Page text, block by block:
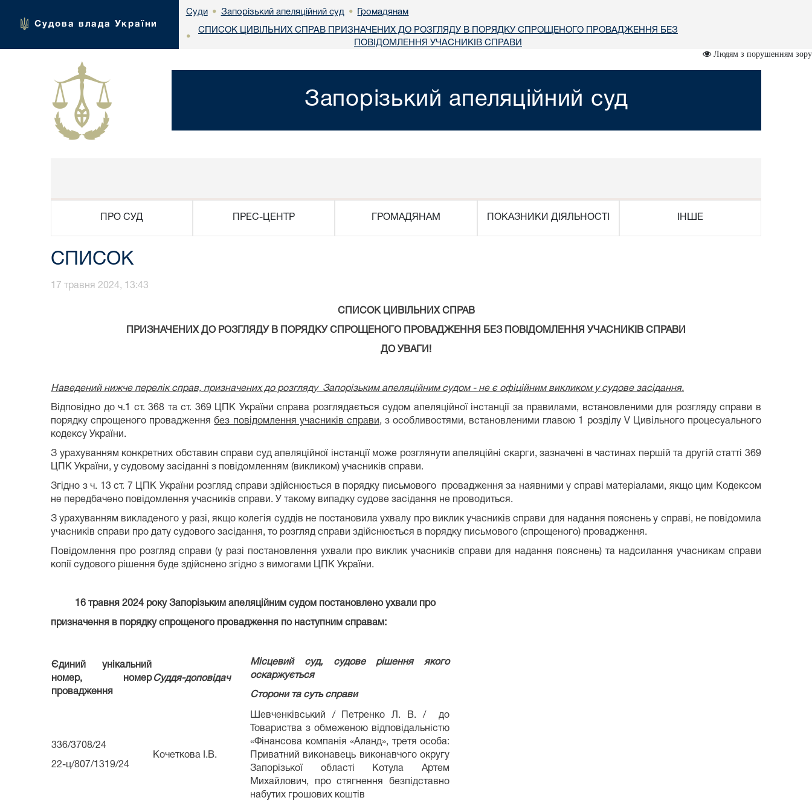
Судова влада України
Суди • Запорізький апеляційний суд • Громадянам
•
СПИСОК ЦИВІЛЬНИХ СПРАВ ПРИЗНАЧЕНИХ ДО РОЗГЛЯДУ В ПОРЯДКУ СПРОЩЕНОГО ПРОВАДЖЕННЯ БЕЗ
ПОВІДОМЛЕННЯ УЧАСНИКІВ СПРАВИ
Людям з порушенням зору
Запорізький апеляційний суд
ПРО СУД ПРЕС-ЦЕНТР ГРОМАДЯНАМ ПОКАЗНИКИ ДІЯЛЬНОСТІ ІНШЕ
СПИСОК
17 травня 2024, 13:43
СПИСОК ЦИВІЛЬНИХ СПРАВ
ПРИЗНАЧЕНИХ ДО РОЗГЛЯДУ В ПОРЯДКУ СПРОЩЕНОГО ПРОВАДЖЕННЯ БЕЗ ПОВІДОМЛЕННЯ УЧАСНИКІВ СПРАВИ
ДО УВАГИ!
Наведений нижче перелік справ, призначених до розгляду Запорізьким апеляційним судом - не є офіційним викликом у судове засідання.
Відповідно до ч.1 ст. 368 та ст. 369 ЦПК України справа розглядається судом апеляційної інстанції за правилами, встановленими для розгляду справи в
порядку спрощеного провадженнябез повідомлення учасників справи, з особливостями, встановленими главою 1 розділу V Цивільного процесуального
кодексу України.
З урахуванням конкретних обставин справи суд апеляційної інстанції може розглянути апеляційні скарги, зазначені в частинах першій та другій статті 369
ЦПК України, у судовому засіданні з повідомленням (викликом) учасників справи.
Згідно з ч. 13 ст. 7 ЦПК України розгляд справи здійснюється в порядку письмового провадження за наявними у справі матеріалами, якщо цим Кодексом
не передбачено повідомлення учасників справи. У такому випадку судове засідання не проводиться.
З урахуванням викладеного у разі, якщо колегія суддів не постановила ухвалу про виклик учасників справи для надання пояснень у справі, не повідомила
учасників справи про дату судового засідання, то розгляд справи здійснюється в порядку письмового (спрощеного) провадження.
Повідомлення про розгляд справи (у разі постановлення ухвали про виклик учасників справи для надання пояснень) та надсилання учасникам справи
копії судового рішення буде здійснено згідно з вимогами ЦПК України.
16 травня 2024 року Запорізьким апеляційним судом постановлено ухвали про
призначення в порядку спрощеного провадження по наступним справам:
Єдиний унікальний
номер, номер
провадження
Суддя-доповідач
Місцевий суд, судове рішення якого
оскаржується
Сторони та суть справи
336/3708/24
22-ц/807/1319/24
Кочеткова І.В.
Шевченківський / Петренко Л. В. / до
Товариства з обмеженою відповідальністю
«Фінансова компанія «Аланд», третя особа:
Приватний виконавець виконавчого округу
Запорізької області Котула Артем
Михайлович, про стягнення безпідставно
набутих грошових коштів